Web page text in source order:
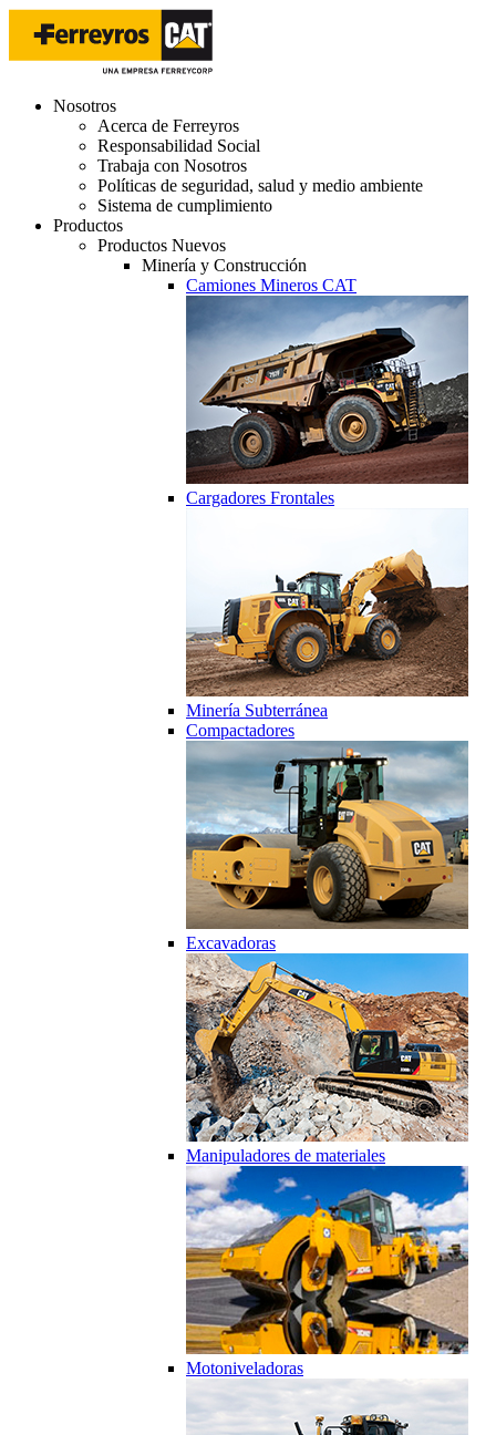
Nosotros
Acerca de Ferreyros
Responsabilidad Social
Trabaja con Nosotros
Políticas de seguridad, salud y medio ambiente
Sistema de cumplimiento
Productos
Productos Nuevos
Minería y Construcción
Camiones Mineros CAT
Cargadores Frontales
Minería Subterránea
Compactadores
Excavadoras
Manipuladores de materiales
Motoniveladoras